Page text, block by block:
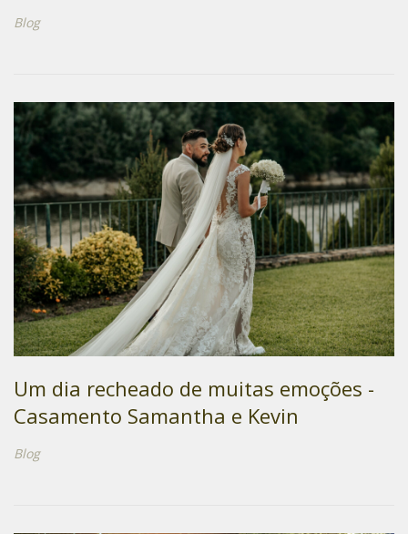
Blog
Um dia recheado de muitas emoções -
Casamento Samantha e Kevin
Blog